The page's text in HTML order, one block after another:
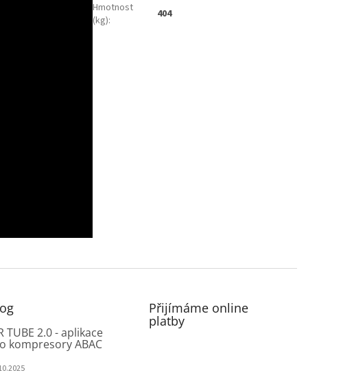
Hmotnost
(kg): 404
TUBE 2.0 - aplikace
kompresory ABAC
Přijímáme online
platby